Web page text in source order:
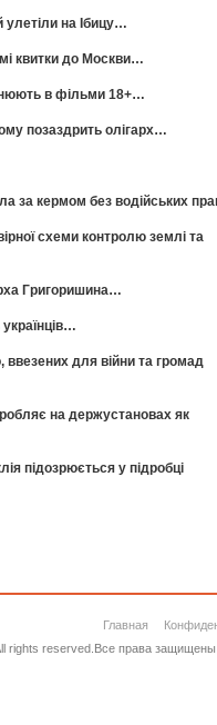
на Ібицу…
квитки до Москви…
в фільми 18+…
позаздрить олігарх…
за кермом без водійських
схеми контролю землі та
Григоришина…
ввезених для війни та громад
на держустановах як
підозрюється у підробці
Главная
rights reserved.Все права защищены.